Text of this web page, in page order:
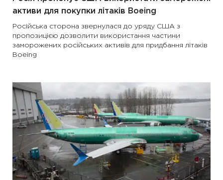
активи для покупки літаків Boeing
Російська сторона звернулася до уряду США з
пропозицією дозволити використання частини
заморожених російських активів для придбання літаків
Boeing